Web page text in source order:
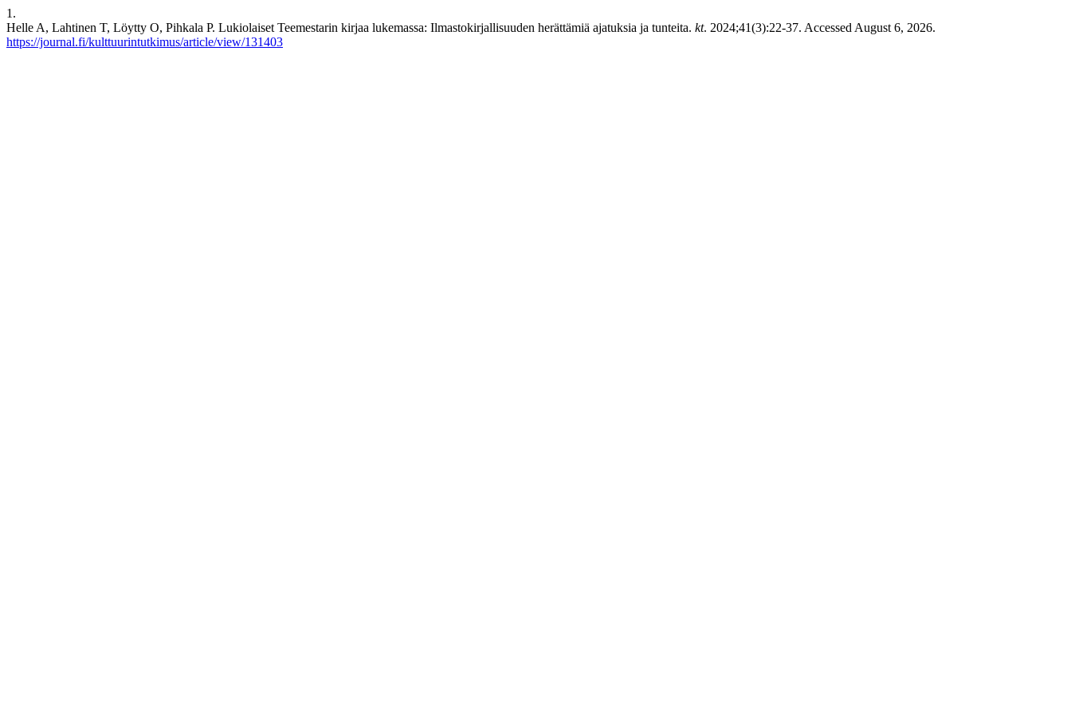
1.
Helle A, Lahtinen T, Löytty O, Pihkala P. Lukiolaiset Teemestarin kirjaa lukemassa: Ilmastokirjallisuuden herättämiä ajatuksia ja tunteita. kt. 2024;41(3):22-37. Accessed August 6, 2026.
https://journal.fi/kulttuurintutkimus/article/view/131403